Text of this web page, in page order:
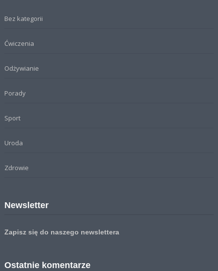
Bez kategorii
Ćwiczenia
Odżywianie
Porady
Sport
Uroda
Zdrowie
Newsletter
Zapisz się do naszego newslettera
Ostatnie komentarze